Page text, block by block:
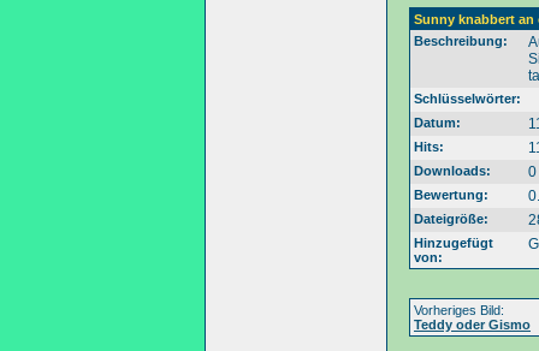
Sunny knabbert an
Beschreibung:
Schlüsselwörter:
Datum:
Hits:
Downloads: 0
Bewertung:
Dateigröße:
Hinzugefügt
von:
Vorheriges Bild:
Teddy oder Gismo